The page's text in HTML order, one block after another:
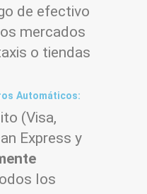
de efectivo
mercados
o tiendas
Automáticos:
(Visa,
Express y
los